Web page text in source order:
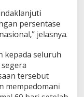
persentase
jelasnya.
kepada seluruh
tersebut
mempedomani